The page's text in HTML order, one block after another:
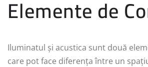
Elemente de
Iluminatul și acustica sunt două
care pot face diferența între un